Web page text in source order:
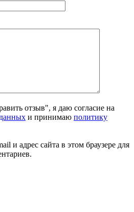
отзыв", я даю согласие на
и принимаю политику
и адрес сайта в этом браузере для